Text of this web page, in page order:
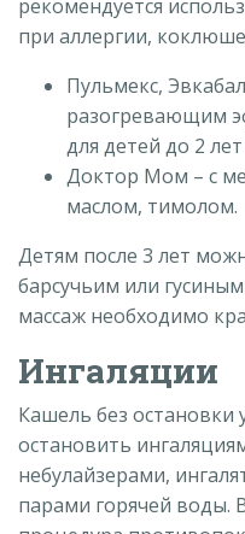
рекомендуется
при аллергии,
Пульмекс,
разогревающим
для детей до 2
Доктор Мом – с
маслом, тимолом.
Детям после 3 лет
барсучьим или
массаж необходимо
Ингаляции
Кашель без остановки
остановить
небулайзерами,
парами горячей воды.